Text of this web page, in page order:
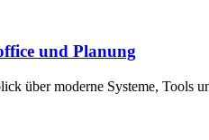
und Planung
über moderne Systeme, Tools